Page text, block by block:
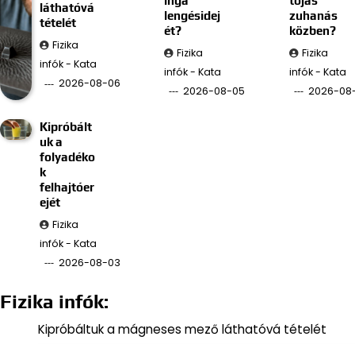
láthatóvá
tételét
Fizika
infók - Kata
2026-08-06
lengésidej
ét?
Fizika
infók - Kata
2026-08-05
zuhanás
közben?
Fizika
infók - Kata
2026-
Kipróbált
uk a
folyadéko
k
felhajtóer
ejét
Fizika
infók - Kata
2026-08-03
Fizika infók:
Kipróbáltuk a mágneses mező láthatóvá tételét